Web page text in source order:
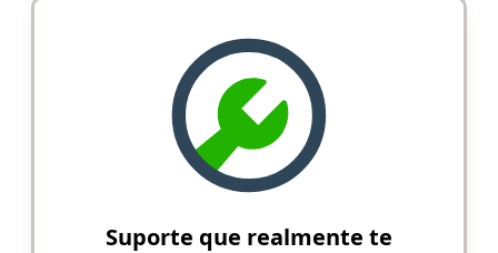
Suporte que realmente te